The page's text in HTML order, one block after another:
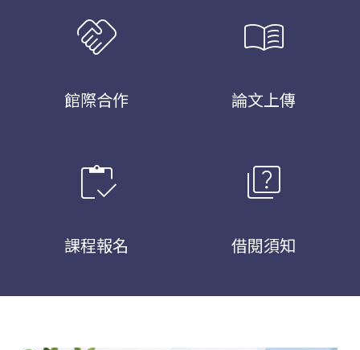
handshake
館際合作
menu_book
論文上傳
inventory
課程報名
quiz
借閱須知